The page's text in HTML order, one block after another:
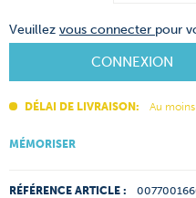
Veuillez vous connecter pour
CONNEXION
DÉLAI DE LIVRAISON: Au
MÉMORISER
RÉFÉRENCE ARTICLE :